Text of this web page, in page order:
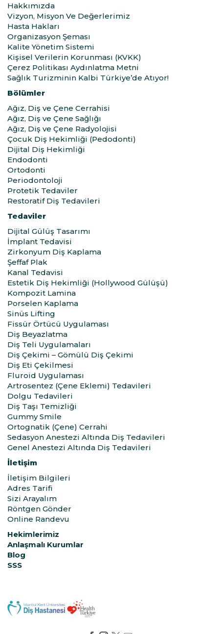
Hakkımızda
Vizyon, Misyon Ve Değerlerimiz
Hasta Hakları
Organizasyon Şeması
Kalite Yönetim Sistemi
Kişisel Verilerin Korunması (KVKK)
Çerez Politikası Aydınlatma Metni
Sağlık Turizminin Kalbi Türkiye’de Atıyor!
Bölümler
Ağız, Diş ve Çene Cerrahisi
Ağız, Diş ve Çene Sağlığı
Ağız, Diş ve Çene Radyolojisi
Çocuk Diş Hekimliği (Pedodonti)
Dijital Diş Hekimliği
Endodonti
Ortodonti
Periodontoloji
Protetik Tedaviler
Restoratif Diş Tedavileri
Tedaviler
Dijital Gülüş Tasarımı
İmplant Tedavisi
Zirkonyum Diş Kaplama
Şeffaf Plak
Kanal Tedavisi
Estetik Diş Hekimliği (Hollywood Gülüşü)
Kompozit Lamina
Porselen Kaplama
Sinüs Lifting
Fissür Örtücü Uygulaması
Diş Beyazlatma
Diş Teli Uygulamaları
Diş Çekimi – Gömülü Diş Çekimi
Diş Eti Çekilmesi
Fluroid Uygulaması
Artrosentez (Çene Eklemi) Tedavileri
Dolgu Tedavileri
Diş Taşı Temizliği
Gummy Smile
Ortognatik (Çene) Cerrahi
Sedasyon Anestezi Altında Diş Tedavileri
Genel Anestezi Altında Diş Tedavileri
İletişim
İletişim Bilgileri
Adres Tarifi
Sizi Arayalım
Röntgen Gönder
Online Randevu
Hekimlerimiz
Anlaşmalı Kurumlar
Blog
SSS